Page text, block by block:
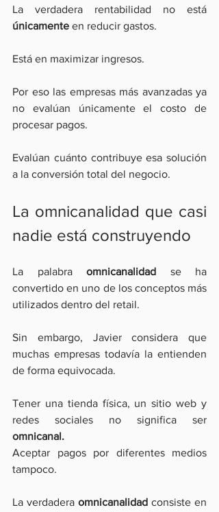
La verdadera rentabilidad no está
únicamente en reducir gastos.
Está en maximizar ingresos.
Por eso las empresas más avanzadas ya
no evalúan únicamente el costo de
procesar pagos.
Evalúan cuánto contribuye esa solución
a la conversión total del negocio.
La omnicanalidad que casi
nadie está construyendo
La palabra omnicanalidad se ha
convertido en uno de los conceptos más
utilizados dentro del retail.
Sin embargo, Javier considera que
muchas empresas todavía la entienden
de forma equivocada.
Tener una tienda física, un sitio web y
omnicanal.
Aceptar pagos por diferentes medios
tampoco.
La verdadera omnicanalidad consiste en